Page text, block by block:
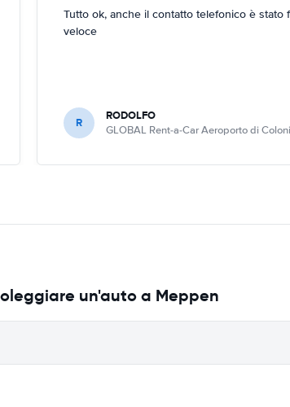
Tutto ok, anche il contatto telefonico è stato
veloce
R RODOLFO
GLOBAL Rent-a-Car Aeroporto di
un'auto a Meppen